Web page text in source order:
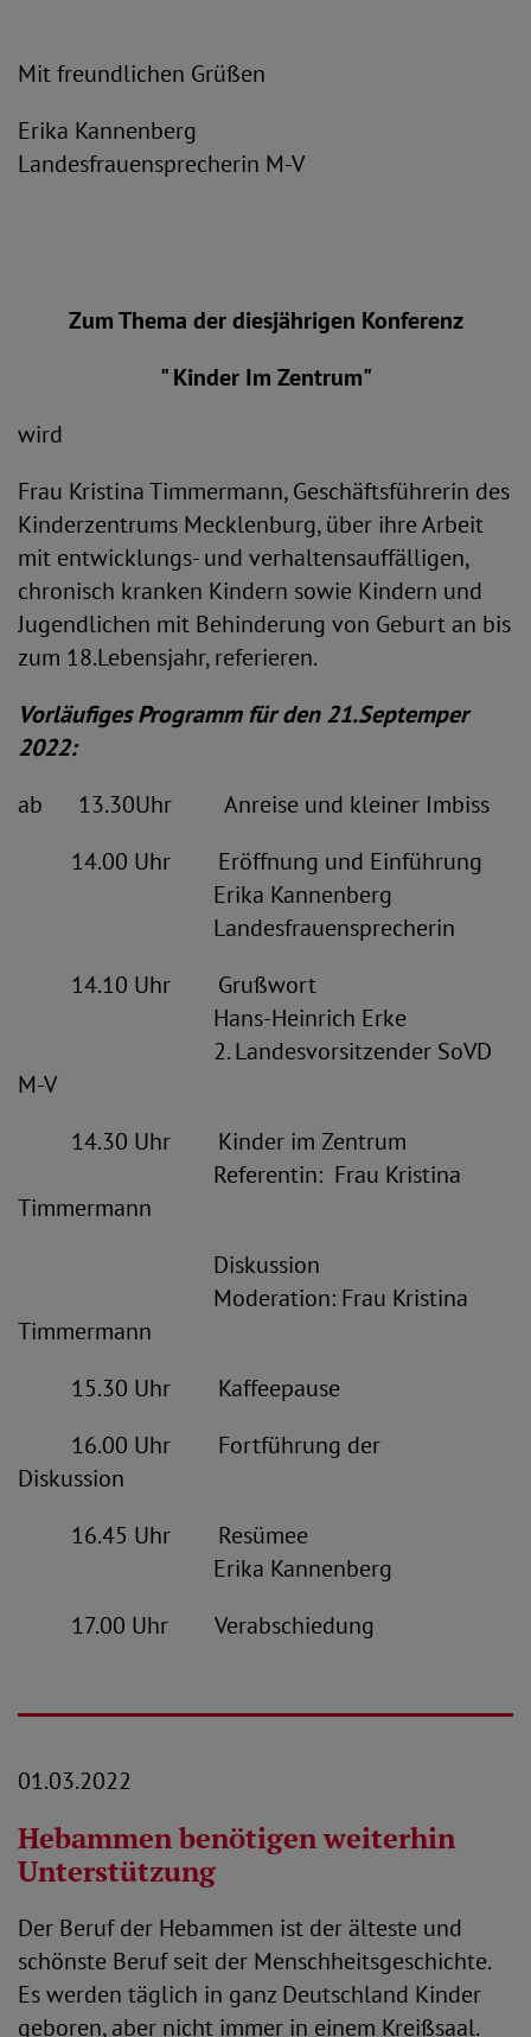
Mit freundlichen Grüßen
Erika Kannenberg
Landesfrauensprecherin M-V
Zum Thema der diesjährigen Konferenz
" Kinder Im Zentrum"
wird
Frau Kristina Timmermann, Geschäftsführerin des
Kinderzentrums Mecklenburg, über ihre Arbeit
mit entwicklungs- und verhaltensauffälligen,
chronisch kranken Kindern sowie Kindern und
Jugendlichen mit Behinderung von Geburt an bis
zum 18.Lebensjahr, referieren.
Vorläufiges Programm für den 21.Septemper
2022:
ab 13.30Uhr Anreise und kleiner Imbiss
14.00 Uhr Eröffnung und Einführung
Erika Kannenberg
Landesfrauensprecherin
14.10 Uhr Grußwort
Hans-Heinrich Erke
2. Landesvorsitzender SoVD
M-V
14.30 Uhr Kinder im Zentrum
Referentin: Frau Kristina
Timmermann
Diskussion
Moderation: Frau Kristina
Timmermann
15.30 Uhr Kaffeepause
16.00 Uhr Fortführung der
Diskussion
16.45 Uhr Resümee
Erika Kannenberg
17.00 Uhr Verabschiedung
01.03.2022
Hebammen benötigen weiterhin
Unterstützung
Der Beruf der Hebammen ist der älteste und
schönste Beruf seit der Menschheitsgeschichte.
Es werden täglich in ganz Deutschland Kinder
geboren, aber nicht immer in einem Kreißsaal.